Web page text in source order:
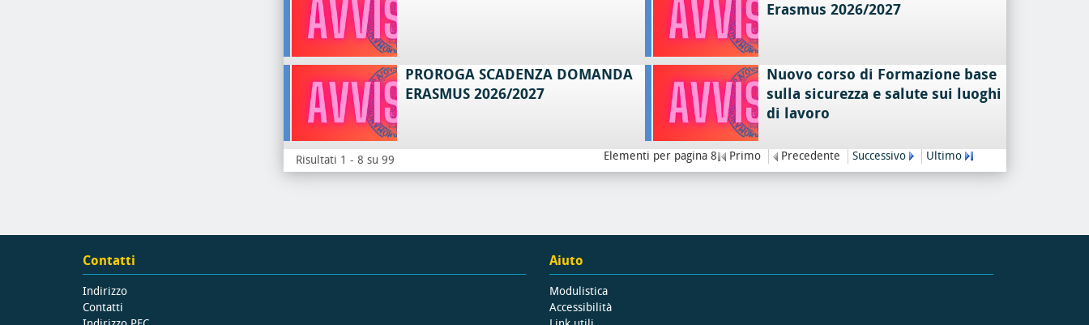
Erasmus 2026/2027
PROROGA SCADENZA DOMANDA
ERASMUS 2026/2027
Nuovo corso di Formazione base
sulla sicurezza e salute sui luoghi
di lavoro
Risultati 1 - 8 su 99 Elementi per pagina 8 Primo Precedente Successivo Ultimo
Contatti
Indirizzo
Contatti
Aiuto
Modulistica
Accessibilità